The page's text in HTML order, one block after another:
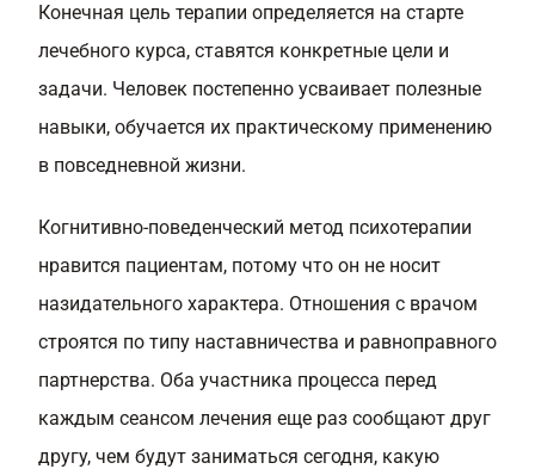
Конечная цель терапии определяется на старте
лечебного курса, ставятся конкретные цели и
задачи. Человек постепенно усваивает полезные
навыки, обучается их практическому применению
в повседневной жизни.
Когнитивно-поведенческий метод психотерапии
нравится пациентам, потому что он не носит
назидательного характера. Отношения с врачом
строятся по типу наставничества и равноправного
партнерства. Оба участника процесса перед
каждым сеансом лечения еще раз сообщают друг
другу, чем будут заниматься сегодня, какую